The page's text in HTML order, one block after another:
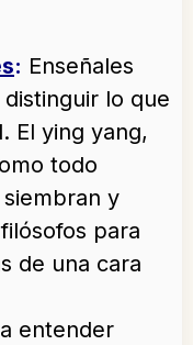
: Enseñales
lo que
El ying yang,
todo
y
para
de una cara
entender